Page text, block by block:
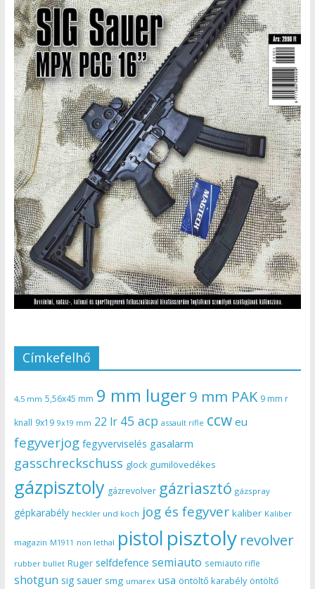
Címkefelhő
4,5 mm 5,56x45 mm 9 mm luger9 mm PAK 9 mm r
knall 9x19 9x19 mm 22 lr 45 acp assault rifle ccw eu
fegyverjog fegyverviselés gasalarm
gasschreckschuss glock gumilövedékes
gázpisztoly gázrevolver gázriasztó gázspray
gépkarabély heckler und koch jog és fegyver kaliber Kaliber
magazin M1911 non lethal pistol pisztoly revolver
rubber bullet Ruger selfdefence semiauto semiauto rifle
shotgun sig sauer smg umarex usa öntöltő karabély öntöltő